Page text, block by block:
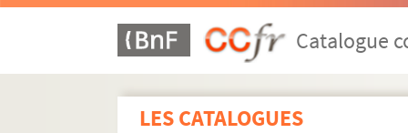
Catalogue
LES CATALOGUES
Oeuvres lyriques
RES LAFFONT 1. Henri-